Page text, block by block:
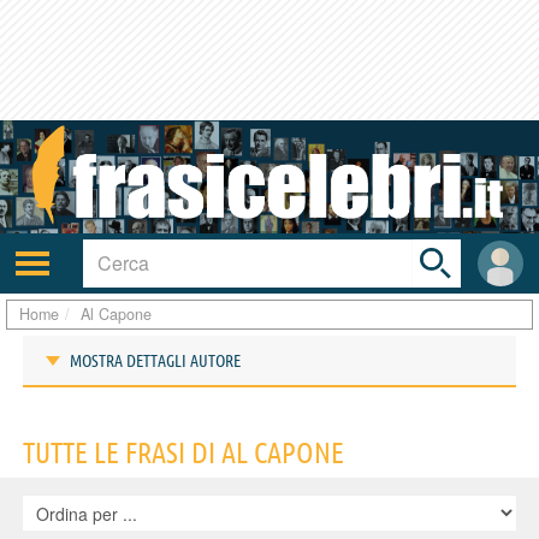
Attiva/disattiva
navigazione
User
area
Toggle
search
bar
Home Al Capone
MOSTRA DETTAGLI AUTORE
TUTTE LE FRASI DI AL CAPONE